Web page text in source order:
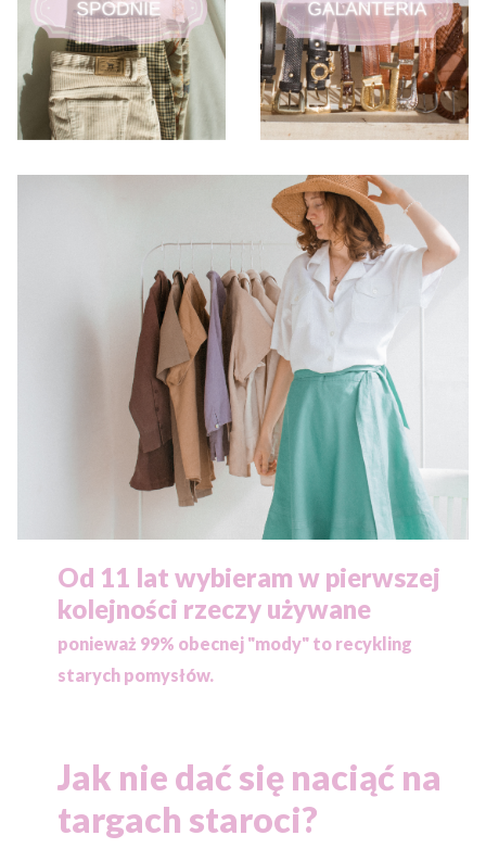
Od 11 lat wybieram w pierwszej
kolejności rzeczy używane
ponieważ 99% obecnej "mody" to recykling
starych pomysłów.
Jak nie dać się naciąć na
targach staroci?